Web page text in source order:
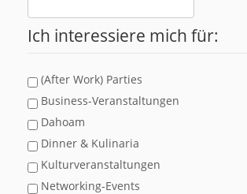
Ich interessiere mich für:
(After Work) Parties
Business-Veranstaltungen
Dahoam
Dinner & Kulinaria
Kulturveranstaltungen
Networking-Events